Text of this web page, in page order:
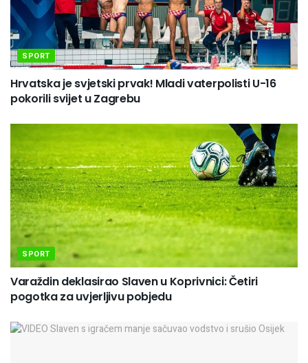
SPORT
Hrvatska je svjetski prvak! Mladi vaterpolisti U-16
pokorili svijet u Zagrebu
SPORT
Varaždin deklasirao Slaven u Koprivnici: Četiri
pogotka za uvjerljivu pobjedu